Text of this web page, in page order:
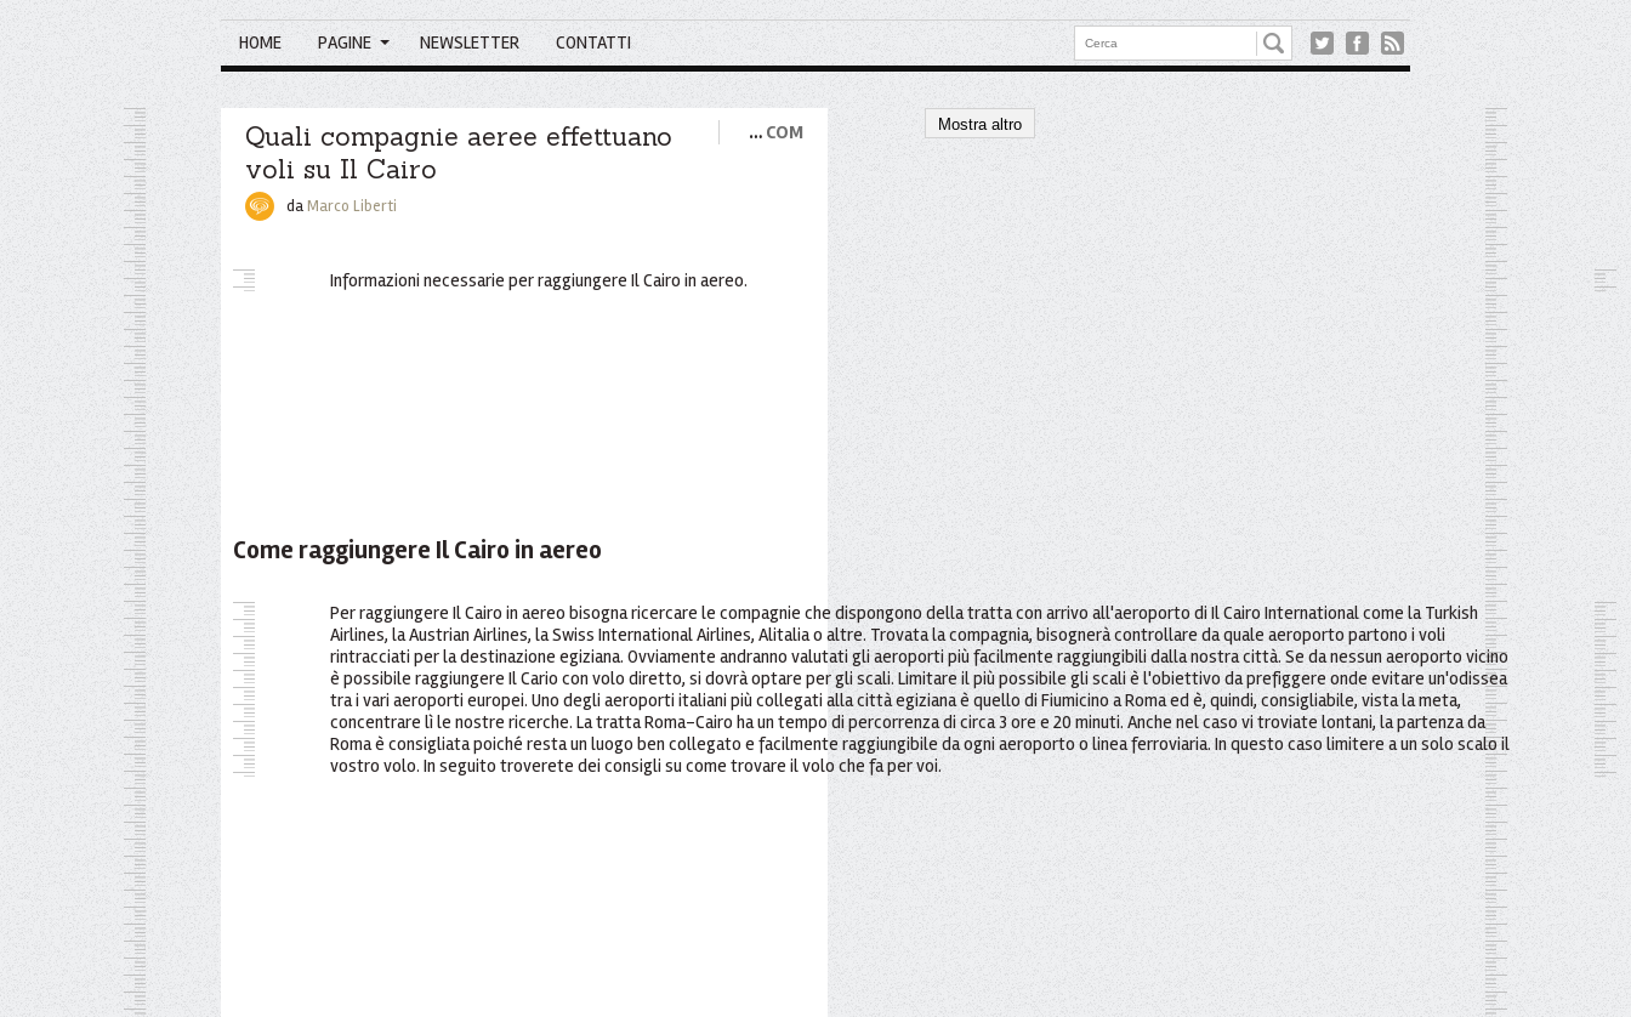
HOME PAGINE NEWSLETTER CONTATTI
Quali compagnie aeree effettuano
voli su Il Cairo
… COM
daMarco Liberti
Informazioni necessarie per raggiungere Il Cairo in aereo.
Come raggiungere Il Cairo in aereo
Per raggiungere Il Cairo in aereo bisogna ricercare le compagnie che dispongono della tratta con arrivo all'aeroporto di Il Cairo International come la Turkish
Airlines, la Austrian Airlines, la Swiss International Airlines, Alitalia o altre. Trovata la compagnia, bisognerà controllare da quale aeroporto partono i voli
rintracciati per la destinazione egiziana. Ovviamente andranno valutati gli aeroporti più facilmente raggiungibili dalla nostra città. Se da nessun aeroporto vicino
è possibile raggiungere Il Cario con volo diretto, si dovrà optare per gli scali. Limitare il più possibile gli scali è l'obiettivo da prefiggere onde evitare un'odissea
tra i vari aeroporti europei. Uno degli aeroporti italiani più collegati alla città egiziana è quello di Fiumicino a Roma ed è, quindi, consigliabile, vista la meta,
concentrare lì le nostre ricerche. La tratta Roma-Cairo ha un tempo di percorrenza di circa 3 ore e 20 minuti. Anche nel caso vi troviate lontani, la partenza da
Roma è consigliata poiché resta un luogo ben collegato e facilmente raggiungibile da ogni aeroporto o linea ferroviaria. In questo caso limitere a un solo scalo il
vostro volo. In seguito troverete dei consigli su come trovare il volo che fa per voi.
Mostra altro